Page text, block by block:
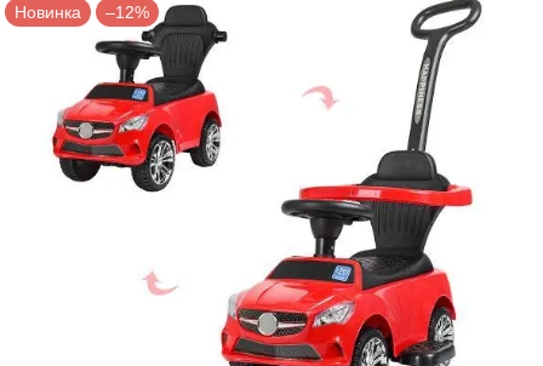
Новинка –12%